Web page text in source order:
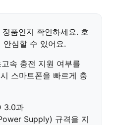
정품인지 확인하세요. 호
안심할 수 있어요.
속 충전 지원 여부를
스마트폰을 빠르게 충
3.0과
Supply) 규격을 지